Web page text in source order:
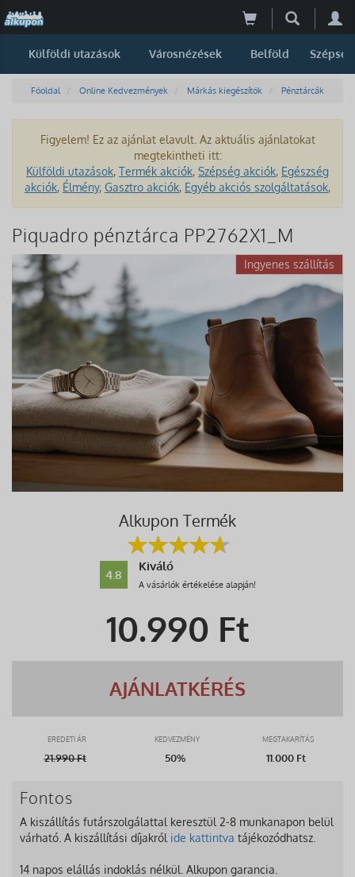
Külföldi utazások Városnézések Belföld Szépség
Főoldal Online Kedvezmények Márkás kiegészítők Pénztárcák
Figyelem! Ez az ajánlat elavult. Az aktuális ajánlatokat
megtekintheti itt:
Külföldi utazások, Termék akciók, Szépség akciók, Egészség
akciók, Élmény, Gasztro akciók, Egyéb akciós szolgáltatások,
Piquadro pénztárca PP2762X1_M
Ingyenes szállítás
Alkupon Termék
4.8
Kiváló
A vásárlók értékelése alapján!
10.990 Ft
AJÁNLATKÉRÉS
EREDETI ÁR KEDVEZMÉNY MEGTAKARÍTÁS
21.990Ft 50% 11.000 Ft
Fontos
A kiszállítás futárszolgálattal keresztül 2-8 munkanapon belül
várható. A kiszállítási díjakról ide kattintva tájékozódhatsz.
14 napos elállás indoklás nélkül. Alkupon garancia.